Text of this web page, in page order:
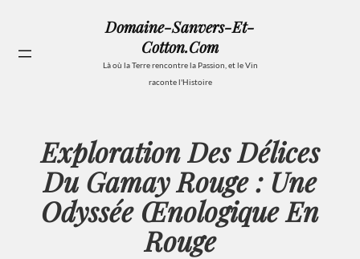
contenu
Domaine-Sanvers-Et-
Cotton.com
Là où la Terre rencontre la Passion, et le Vin
raconte l'Histoire
Exploration Des Délices
Du Gamay Rouge : Une
Odyssée Œnologique En
Rouge